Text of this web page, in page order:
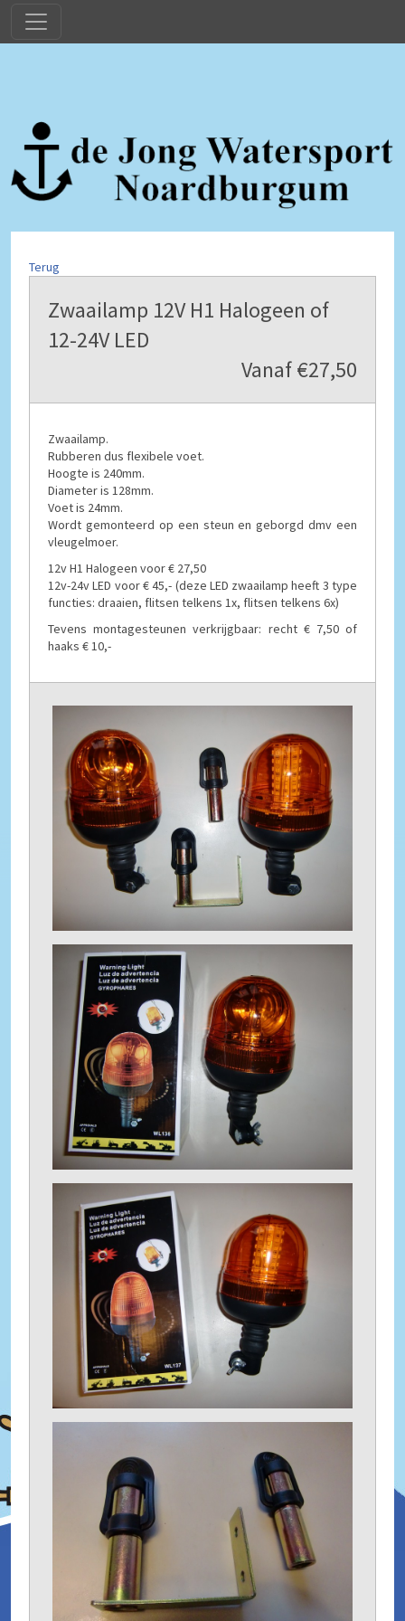
Terug
Zwaailamp 12V H1 Halogeen of
12-24V LED
Vanaf €27,50
Zwaailamp.
Rubberen dus flexibele voet.
Hoogte is 240mm.
Diameter is 128mm.
Voet is 24mm.
Wordt gemonteerd op een steun en geborgd dmv een
vleugelmoer.
12v H1 Halogeen voor € 27,50
12v-24v LED voor € 45,- (deze LED zwaailamp heeft 3 type
functies: draaien, flitsen telkens 1x, flitsen telkens 6x)
Tevens montagesteunen verkrijgbaar: recht € 7,50 of
haaks € 10,-